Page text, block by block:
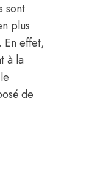
sont
plus
En effet,
à la
de